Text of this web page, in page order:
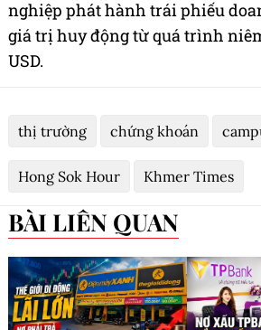
nghiệp phát hành trái phiếu
giá trị huy động từ quá trình
USD.
thị trường chứng khoán
Hong Sok Hour Khmer Times
BÀI LIÊN QUAN